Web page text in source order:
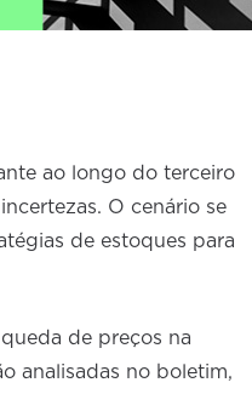
ao longo do terceiro
O cenário se
de estoques para
de preços na
analisadas no boletim,